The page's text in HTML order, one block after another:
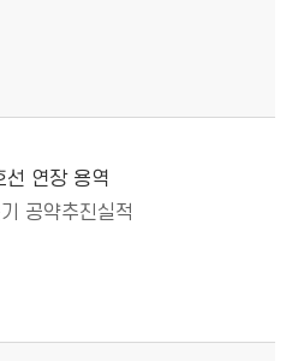
선 연장 용역
공약추진실적